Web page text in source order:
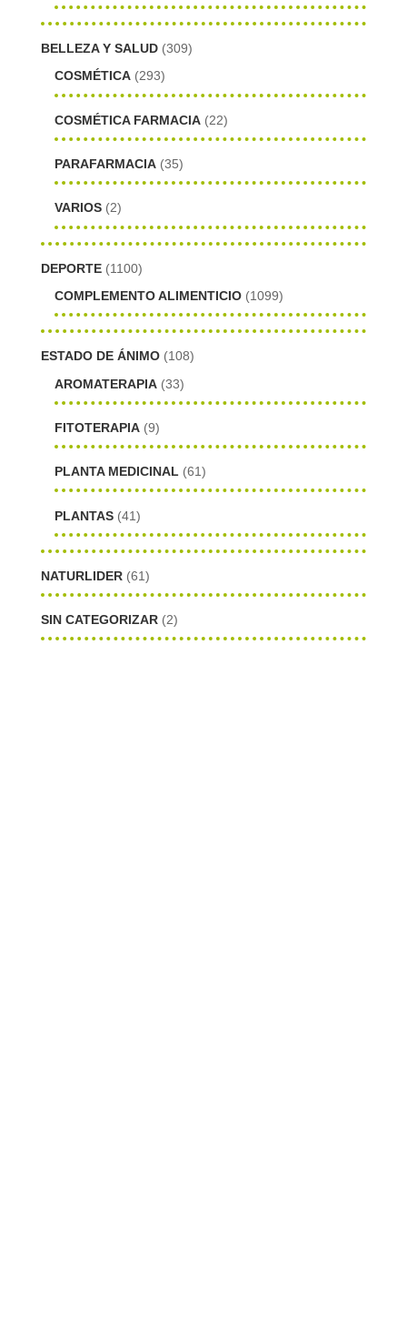
BELLEZA Y SALUD (309)
COSMÉTICA (293)
COSMÉTICA FARMACIA (22)
PARAFARMACIA (35)
VARIOS (2)
DEPORTE (1100)
COMPLEMENTO ALIMENTICIO (1099)
ESTADO DE ÁNIMO (108)
AROMATERAPIA (33)
FITOTERAPIA (9)
PLANTA MEDICINAL (61)
PLANTAS (41)
NATURLIDER (61)
SIN CATEGORIZAR (2)